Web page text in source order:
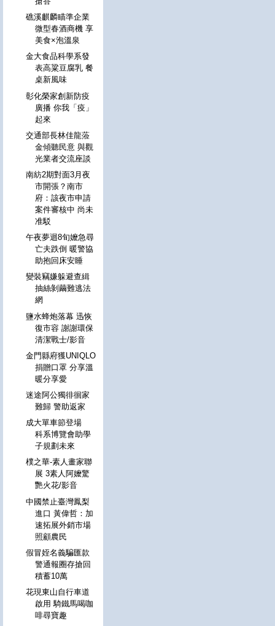
礁溪麒麟瞄準企業
微型春酒商機 享
美食×泡溫泉
金大食品科學系發
表高粱豆腐乳 餐
桌新風味
彰化榮家創新防疫
廣播 你我「疫」
起來
交通部長林佳龍蒞
金傾聽民意 與觀
光業者交流座談
南紡2期對面3月夜
市開張？南市
府：該夜市申請
案件審核中 尚未
准駁
午夜夢迴8旬嬤急尋
亡夫跌倒 暖警協
助抱回床安睡
變裝竊嫌躲避查緝
抽絲剝繭難逃法
網
鹽水蜂炮落幕 迅恢
復市容 謝謝環保
清潔戰士/影音
金門縣府獲UNIQLO
捐贈口罩 分享溫
暖分享愛
迷途阿公獨徘徊家
難歸 警助返家
成大單車節登場
科系博覽會助學
子規劃未來
樸之華-素人畫家聯
展 3素人阿嬤驚
艷火花/影音
中國禁止臺灣鳳梨
進口 黃偉哲：加
速拓展外銷市場
照顧農民
假冒姪名義騙匯款
警通報圈存搶回
積蓄10萬
花現東山自行車道
啟用 騎鐵馬喝咖
啡尋寶趣